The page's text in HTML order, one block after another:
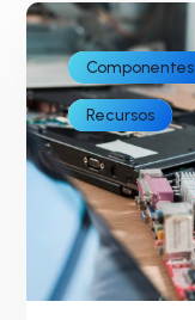
Componentes
Recursos